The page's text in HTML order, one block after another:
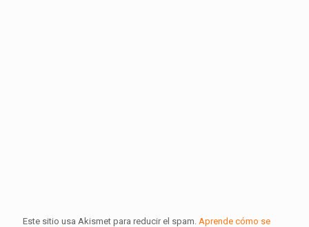
Este sitio usa Akismet para reducir el spam. Aprende cómo se